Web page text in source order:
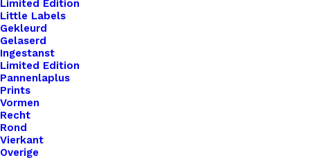
Limited Edition
Little Labels
Gekleurd
Gelaserd
Ingestanst
Limited Edition
Pannenlaplus
Prints
Vormen
Recht
Rond
Vierkant
Overige
Cahlista Rosewood
(258)
€
Pendikte 5mm | Gewicht: 50 gram | Looplengte: 85
meter | Stekenverhouding: 19 st x 23 nld is 10 x